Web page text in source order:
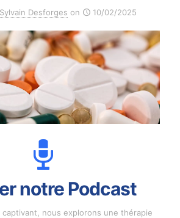
Desforges on 10/02/2025
notre Podcast
captivant, nous explorons une thérapie